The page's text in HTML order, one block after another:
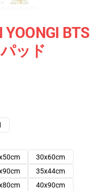
YOONGI BTS
ッド
30x60cm
35x44cm
40x90cm